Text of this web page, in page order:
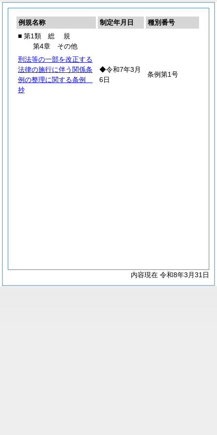
例規名称 制定年月日
種別番号
■ 第1類 総 規
第4章 その他
刑法等の一部を改正する
法律の施行に伴う関係条
例の整理に関する条例
抄
◆令和7年3月
6日
条例第1号
内容現在 令和8年3月31日